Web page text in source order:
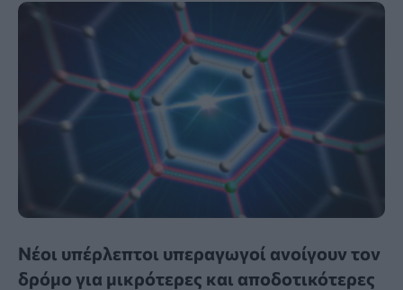
Νέοι υπέρλεπτοι υπεραγωγοί ανοίγουν τον
δρόμο για μικρότερες και αποδοτικότερες